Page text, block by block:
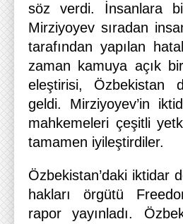
söz verdi. İnsanlara
Mirziyoyev sıradan
tarafından yapılan
zaman kamuya açık
eleştirisi, Özbekistan
geldi. Mirziyoyev’in
mahkemeleri çeşitli
tamamen iyileştirdiler.
Özbekistan’daki iktidar
hakları örgütü
rapor yayınladı.